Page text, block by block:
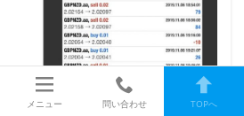
メニュー 問い合わせ TOPへ